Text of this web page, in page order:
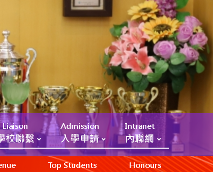
Liaison
校聯繫
Admission
入學申請
Intranet
內聯網
Top Students Honours